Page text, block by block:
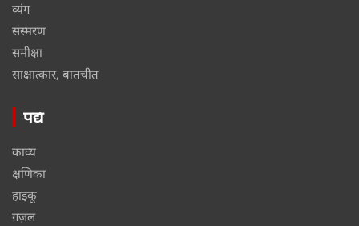
व्यंग
संस्मरण
समीक्षा
साक्षात्कार, बातचीत
पद्य
काव्य
क्षणिका
हाइकू
ग़ज़ल